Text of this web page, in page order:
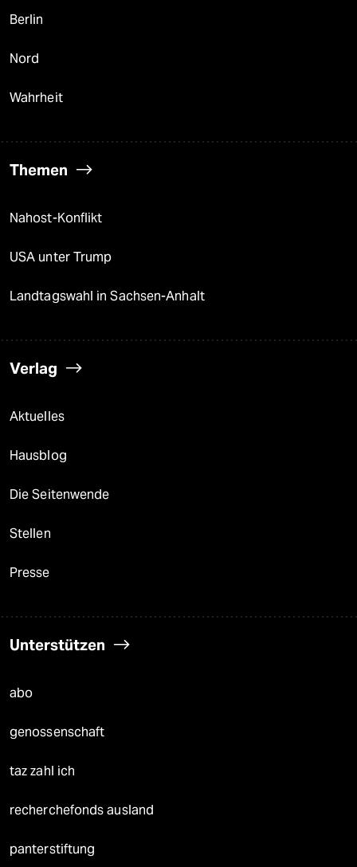
Berlin
Nord
Wahrheit
Themen
Nahost-Konflikt
USA unter Trump
Landtagswahl in Sachsen-Anhalt
Verlag
Aktuelles
Hausblog
Die Seitenwende
Stellen
Presse
Unterstützen
abo
genossenschaft
taz zahl ich
recherchefonds ausland
panterstiftung